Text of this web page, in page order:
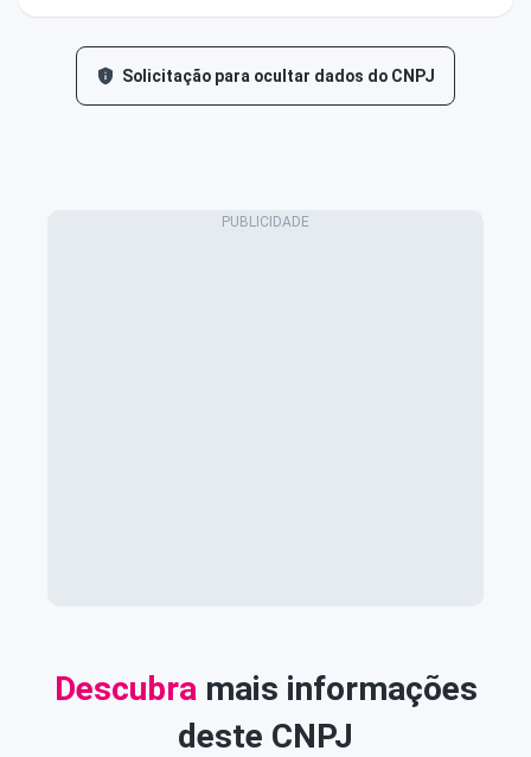
Solicitação para ocultar dados do CNPJ
Descubra mais informações
deste CNPJ